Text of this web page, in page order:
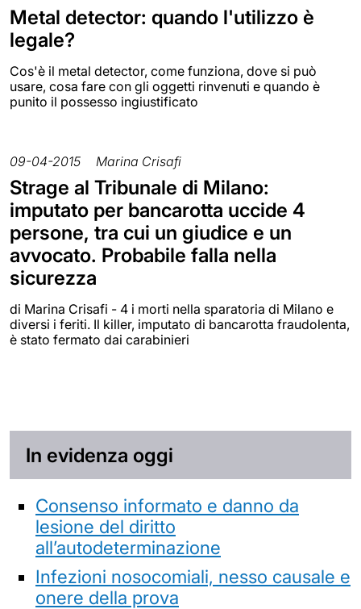
Metal detector: quando l'utilizzo è
legale?
Cos'è il metal detector, come funziona, dove si può
usare, cosa fare con gli oggetti rinvenuti e quando è
punito il possesso ingiustificato
09-04-2015 Marina Crisafi
Strage al Tribunale di Milano:
imputato per bancarotta uccide 4
persone, tra cui un giudice e un
avvocato. Probabile falla nella
sicurezza
di Marina Crisafi - 4 i morti nella sparatoria di Milano e
diversi i feriti. Il killer, imputato di bancarotta fraudolenta,
è stato fermato dai carabinieri
In evidenza oggi
Consenso informato e danno da
lesione del diritto
all’autodeterminazione
Infezioni nosocomiali, nesso causale e
onere della prova